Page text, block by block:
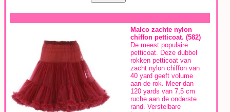
Malco zachte nylon
chiffon petticoat. (582)
De meest populaire
petticoat. Deze dubbel
rokken petticoat van
zacht nylon chiffon van
40 yard geeft volume
aan de rok. Meer dan
120 yards van 7,5 cm
ruche aan de onderste
rand. Verstelbare